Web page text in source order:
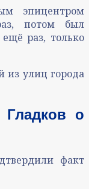
эпицентром
потом был
раз, только
из улиц города
Гладков о
факт